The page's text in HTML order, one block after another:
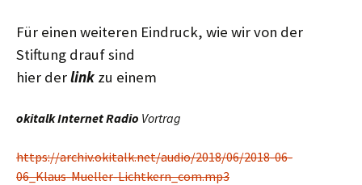
Für einen weiteren Eindruck, wie wir von der
Stiftung drauf sind
hier derlink zu einem
okitalk Internet Radio Vortrag
https://archiv.okitalk.net/audio/2018/06/2018-06-
06_Klaus-Mueller-Lichtkern_com.mp3